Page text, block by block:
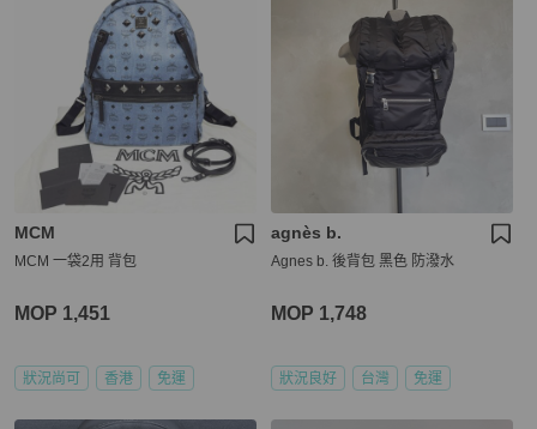
MCM
MCM 一袋2用 背包
MOP 1,451
狀況尚可 香港 免運
agnès b.
Agnes b. 後背包 黑色 防潑水
MOP 1,748
狀況良好 台灣 免運